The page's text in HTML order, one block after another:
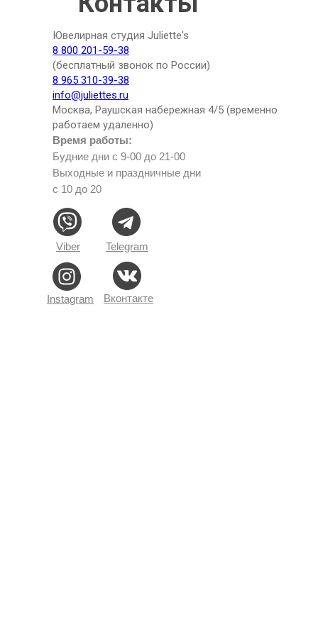
Время работы:
Будние дни с 9-00 до 21-00
Выходные и праздничные дни
с 10 до 20
Telegram
Viber
Instagram
Ювелирная студия Juliette's
8 800 201-59-38
(бесплатный звонок по России)
8 965 310-39-38
info@juliettes.ru
Москва, Раушская набережная 4/5 (временно
работаем удаленно)
Вконтакте